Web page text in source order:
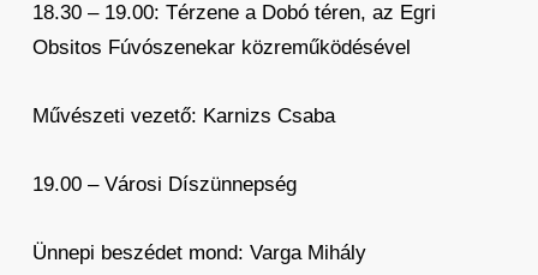
18.30 – 19.00: Térzene a Dobó téren, az Egri
Obsitos Fúvószenekar közreműködésével
Művészeti vezető: Karnizs Csaba
19.00 – Városi Díszünnepség
Ünnepi beszédet mond: Varga Mihály